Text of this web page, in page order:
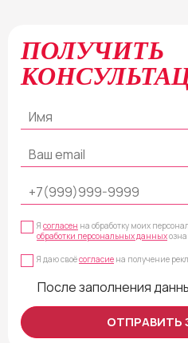
Наша школа— ваш проводник в мир
ПОЛУЧИТЬ
Я согласен на обработку моих
обработки персональных данных
Я даю своёсогласие на получение
После заполнения